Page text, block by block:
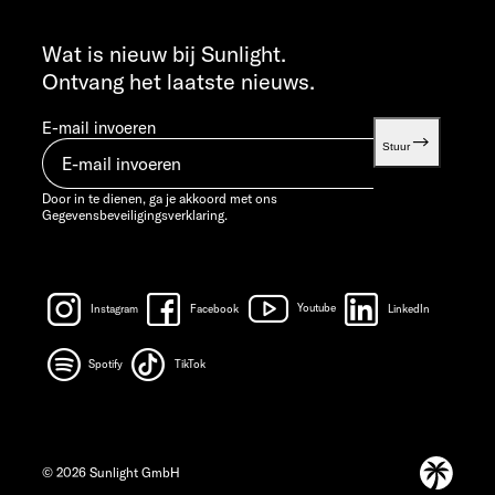
info@sunlight.de
Wat is nieuw bij Sunlight.
Ontvang het laatste nieuws.
E-mail invoeren
Stuur
Door in te dienen, ga je akkoord met ons
Gegevensbeveiligingsverklaring.
Instagram Facebook Youtube LinkedIn
Spotify TikTok
© 2026 Sunlight GmbH